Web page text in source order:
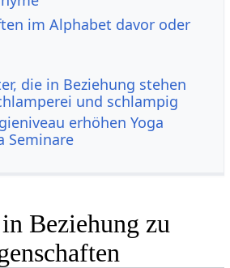
im Alphabet davor oder
die in Beziehung stehen
und schlampig
erhöhen Yoga
Seminare
Beziehung zu